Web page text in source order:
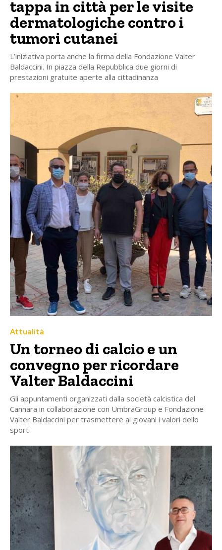
tappa in città per le visite
dermatologiche contro i
tumori cutanei
L’iniziativa porta anche la firma della Fondazione Valter
Baldaccini. In piazza della Repubblica due giorni di
prestazioni gratuite aperte alla cittadinanza
Attualità
Un torneo di calcio e un
convegno per ricordare
Valter Baldaccini
Gli appuntamenti organizzati dalla società calcistica del
Cannara in collaborazione con UmbraGroup e Fondazione
Valter Baldaccini per trasmettere ai giovani i valori dello
sport